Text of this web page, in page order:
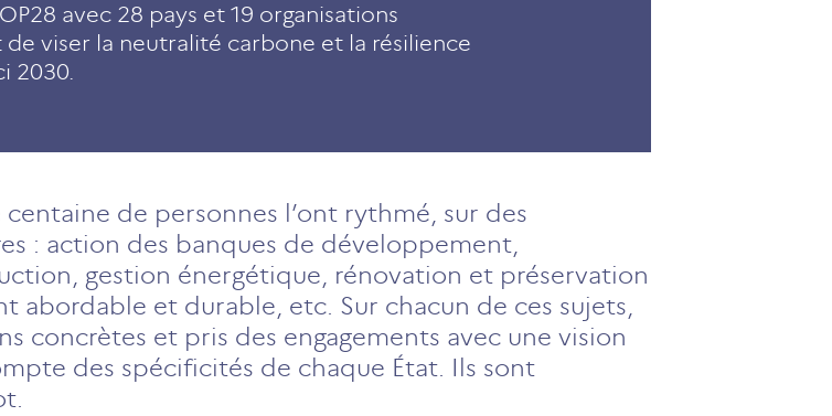
avec 28 pays et 19 organisations
viser la neutralité carbone et la résilience
2030.
de personnes l’ont rythmé, sur des
: action des banques de développement,
gestion énergétique, rénovation et préservation
et durable, etc. Sur chacun de ces sujets,
concrètes et pris des engagements avec une vision
des spécificités de chaque État. Ils sont